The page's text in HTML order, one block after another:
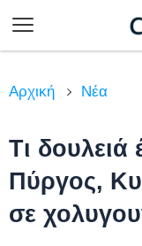
Αρχική Νέα
Τι
Πύργος,
σε